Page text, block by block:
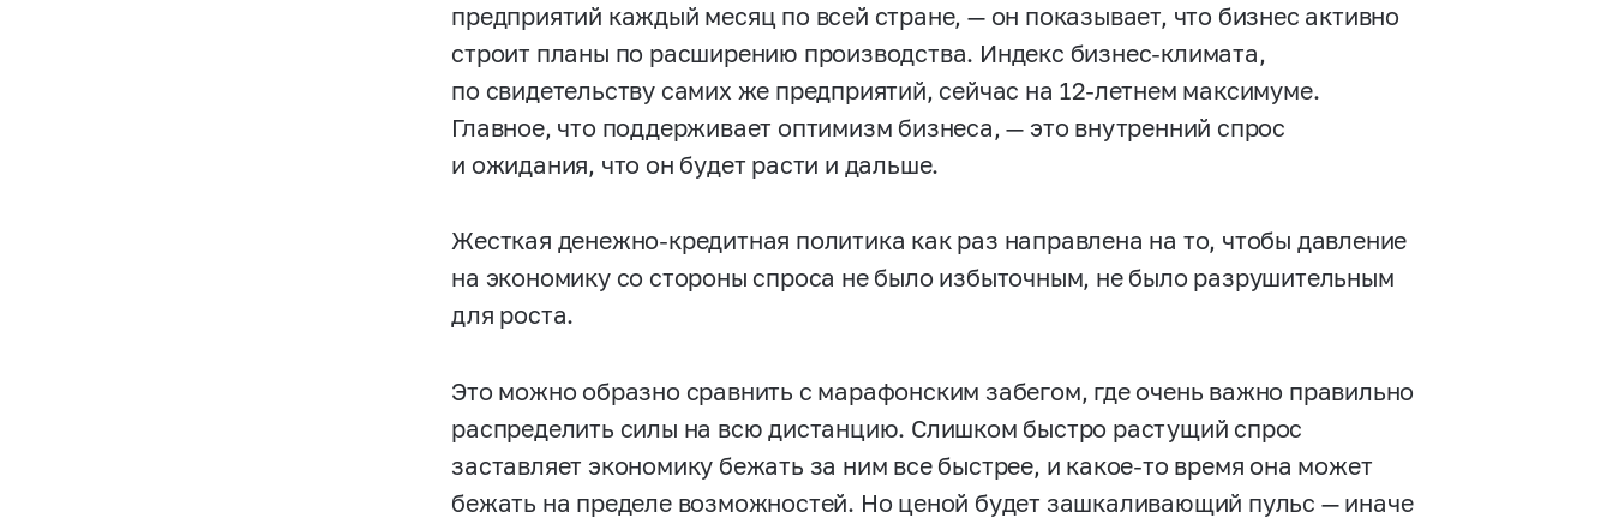
предприятий каждый месяц по всей стране, — он показывает, что бизнес активно
строит планы по расширению производства. Индекс бизнес-климата,
по свидетельству самих же предприятий, сейчас на 12-летнем максимуме.
Главное, что поддерживает оптимизм бизнеса, — это внутренний спрос
и ожидания, что он будет расти и дальше.
Жесткая денежно-кредитная политика как раз направлена на то, чтобы давление
на экономику со стороны спроса не было избыточным, не было разрушительным
для роста.
Это можно образно сравнить с марафонским забегом, где очень важно правильно
распределить силы на всю дистанцию. Слишком быстро растущий спрос
заставляет экономику бежать за ним все быстрее, и какое-то время она может
бежать на пределе возможностей. Но ценой будет зашкаливающий пульс — иначе